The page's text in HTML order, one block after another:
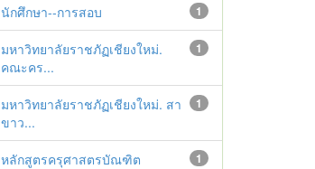
1
นักศึกษา--การสอบ
1
มหาวิทยาลัยราชภัฏเชียงใหม่.
คณะคร...
1
มหาวิทยาลัยราชภัฏเชียงใหม่. สา
ขาว...
1
หลักสูตรครุศาสตรบัณฑิต